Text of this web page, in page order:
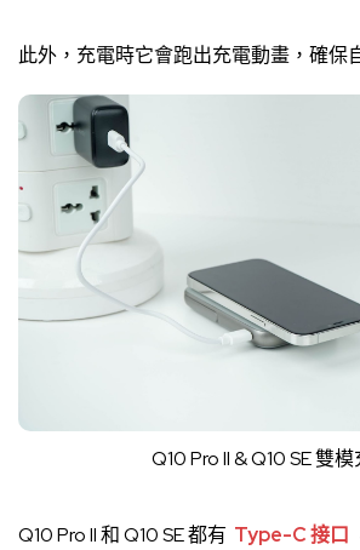
此外，充電時它會跑出充電動畫，確保
Q10 Pro II & Q10 SE 雙
Q10 Pro II 和 Q10 SE 都有 Type-C 接口